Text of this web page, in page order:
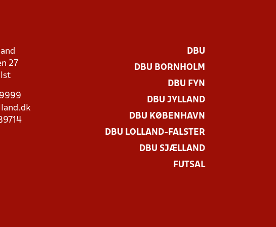
27
DBU
DBU BORNHOLM
DBU FYN
DBU JYLLAND
DBU KØBENHAVN
DBU LOLLAND-FALSTER
DBU SJÆLLAND
FUTSAL